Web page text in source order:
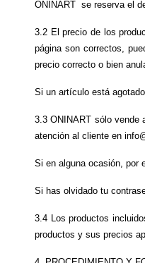
ONINART  se reserva el
3.2 El precio de los
página son correctos,
precio correcto o bien
Si un artículo está
3.3 ONINART sólo vende
atención al cliente en
Si en alguna ocasión, por
Si has olvidado tu
3.4 Los productos
productos y sus precios